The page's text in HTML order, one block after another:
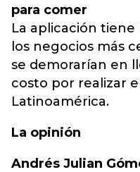
para comer
La aplicación
los negocios más
se demorarían en
costo por realizar
Latinoamérica.
La opinión
Andrés Julian